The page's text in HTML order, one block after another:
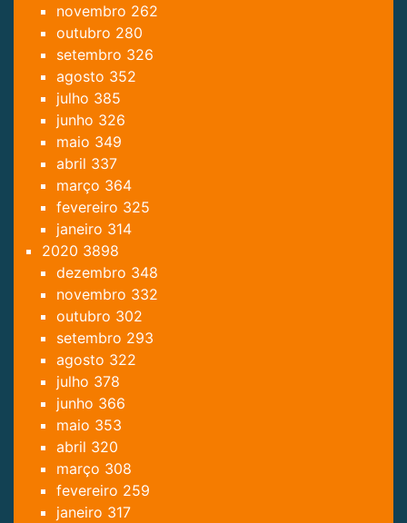
novembro 262
outubro 280
setembro 326
agosto 352
julho 385
junho 326
maio 349
abril 337
março 364
fevereiro 325
janeiro 314
2020 3898
dezembro 348
novembro 332
outubro 302
setembro 293
agosto 322
julho 378
junho 366
maio 353
abril 320
março 308
fevereiro 259
janeiro 317